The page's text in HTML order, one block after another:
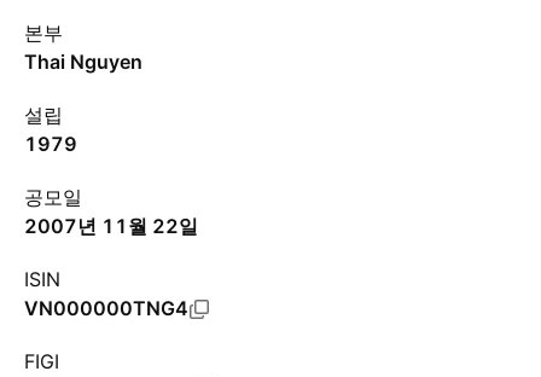
본부
Thai Nguyen
설립
1979
공모일
2007년 11월 22일
ISIN
VN000000TNG4
FIGI